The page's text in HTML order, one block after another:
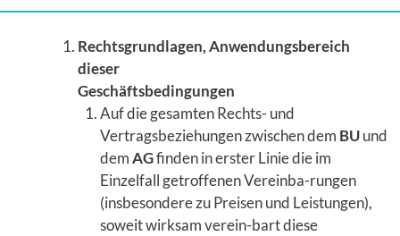
Rechtsgrundlagen, Anwendungsbereich
dieser
Geschäftsbedingungen
Auf die gesamten Rechts- und
Vertragsbeziehungen zwischen dem BUund
demAGfinden in erster Linie die im
Einzelfall getroffenen Vereinba-rungen
(insbesondere zu Preisen und Leistungen),
soweit wirksam verein-bart diese